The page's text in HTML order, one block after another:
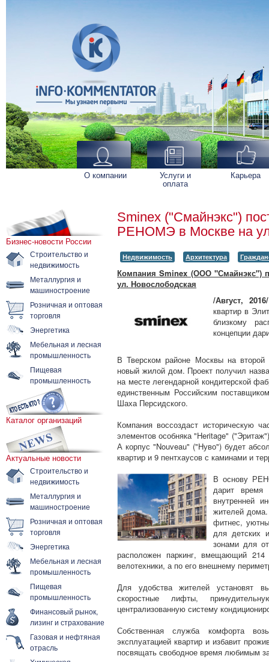
О компании Услуги и
оплата
Карьера
Бизнес-новости России
Строительство и
недвижимость
Металлургия и
машиностроение
Розничная и оптовая
торговля
Энергетика
Мебельная и лесная
промышленность
Пищевая
промышленность
Каталог организаций
Актуальные новости
Строительство и
недвижимость
Металлургия и
машиностроение
Розничная и оптовая
торговля
Энергетика
Мебельная и лесная
промышленность
Пищевая
промышленность
Финансовый рынок,
лизинг и страхование
Газовая и нефтяная
отрасль
Sminex ("Смайнэкс")
РЕНОМЭ в Москве на
Недвижимость Архитектура
Компания Sminex (ООО "Смайнэкс")
ул. Новослободская
/Август, 2016/
квартир в
близкому
концепции
В Тверском районе Москвы на
новый жилой дом. Проект получил
на месте легендарной кондитерской
единственным Российским
Шаха Персидского.
Компания воссоздаст историческую
элементов особняка "Heritage"
А корпус "Nouveau" ("Нуво") будет
квартир и 9 пентхаусов с каминами и
В основу
дарит время
внутренней
жителей
фитнес,
для детских
зонами для
расположен паркинг, вмещающий
велотехники, а по его внешнему
Для удобства жителей установят
скоростные лифты,
централизованную систему
Собственная служба комфорта
эксплуатацией квартир и избавит
посвящать свободное время любимым